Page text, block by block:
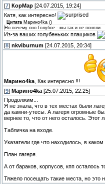
[7] КорМар [24.07.2015, 19:24]
Катя, как интересно!
Цитата Марино4kа ()
Но почему оно Голубое - мы так и не поняли.
Из-за ваших голубеньких плащиков
[8] nkviburnum [24.07.2015, 20:34]
Марино4kа , Как интересно !!!
[9] Марино4kа [25.07.2015, 22:25]
Продолжим...
Я не знала, что в тех местах были
да камни-утесы. А лагеря огромные
вернее то, что от него осталось. Этот
Табличка на входе.
Указатели где что находилось, в
План лагеря.
А от бараков, корпусов, кпп осталось
Тяжело посещать такие места, но это